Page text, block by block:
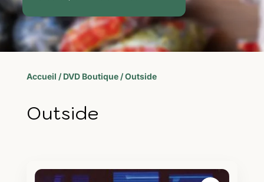
Accueil / DVD Boutique/ Outside
Outside